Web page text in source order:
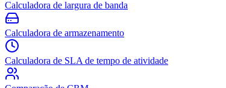
Calculadora de largura de banda
Calculadora de armazenamento
Calculadora de SLA de tempo de atividade